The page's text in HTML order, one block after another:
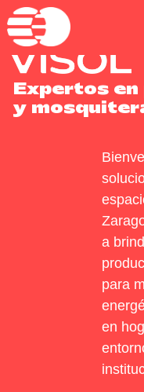
Expertos
y
a
para
en